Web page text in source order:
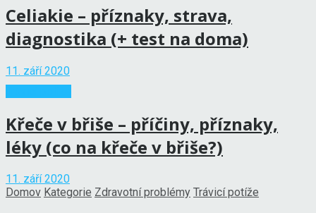
Celiakie – příznaky, strava,
diagnostika (+ test na doma)
11. září 2020
Křeče v břiše – příčiny, příznaky,
léky (co na křeče v břiše?)
11. září 2020
Domov Kategorie Zdravotní problémy Trávicí potíže